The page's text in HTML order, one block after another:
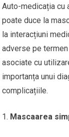
Auto-medicația cu
poate duce la
la interacțiuni
adverse pe
asociate cu
importanța unui
complicațiile.
Mascaarea